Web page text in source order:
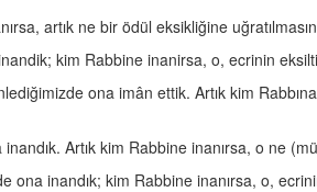
artık ne bir ödül eksikliğine
kim Rabbine inanirsa, o, ecrinin
ona imân ettik. Artık kim
Artık kim Rabbine inanırsa, o ne
inandık; kim Rabbine inanırsa, o,